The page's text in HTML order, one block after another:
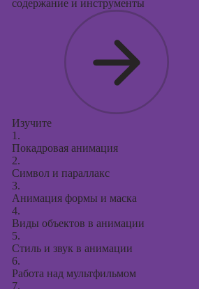
содержание и инструменты
Изучите
1.
Покадровая анимация
2.
Символ и параллакс
3.
Анимация формы и маска
4.
Виды объектов в анимации
5.
Стиль и звук в анимации
6.
Работа над мультфильмом
7.